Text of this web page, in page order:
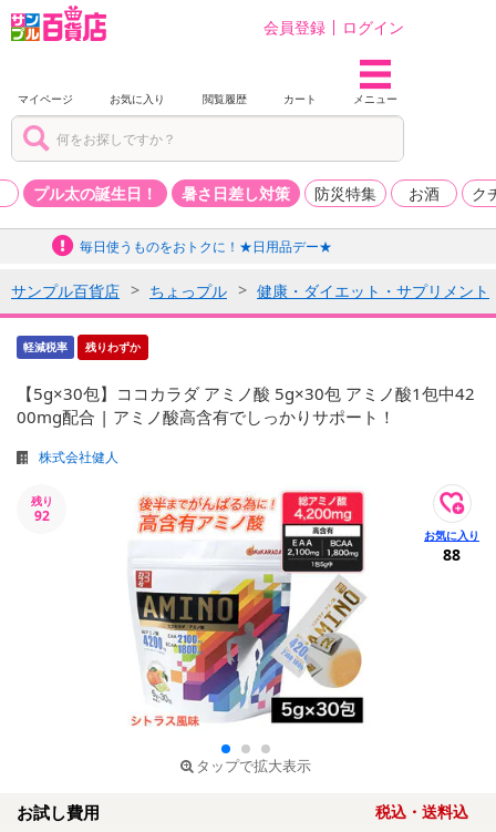
会員登録 ログイン
マイページ お気に入り 閲覧履歴 カート メニュー
プル太の誕生日！ 暑さ日差し対策 防災特集 お酒 ク
毎日使うものをおトクに！★日用品デー★
サンプル百貨店 ちょっプル 健康・ダイエット・サプリメント
軽減税率 残りわずか
【5g×30包】ココカラダ アミノ酸 5g×30包 アミノ酸1包中42
00mg配合 | アミノ酸高含有でしっかりサポート！
株式会社健人
残り
92
タップで拡大表示
88
お試し費用 税込・送料込